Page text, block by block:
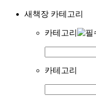
새책장 카테고리
카테고리
카테고리